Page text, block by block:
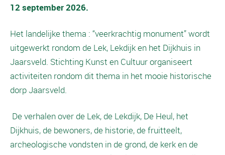
12 september 2026.
Het landelijke thema : “veerkrachtig monument” wordt
uitgewerkt rondom de Lek, Lekdijk en het Dijkhuis in
Jaarsveld. Stichting Kunst en Cultuur organiseert
activiteiten rondom dit thema in het mooie historische
dorp Jaarsveld.
De verhalen over de Lek, de Lekdijk, De Heul, het
Dijkhuis, de bewoners, de historie, de fruitteelt,
archeologische vondsten in de grond, de kerk en de